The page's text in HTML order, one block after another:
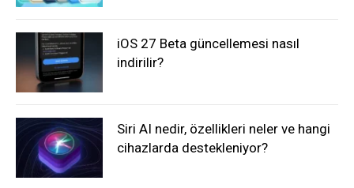
iOS 27 Beta güncellemesi nasıl
indirilir?
Siri AI nedir, özellikleri neler ve hangi
cihazlarda destekleniyor?